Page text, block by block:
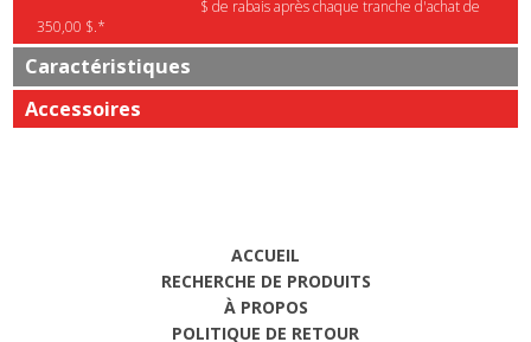
$ de rabais après chaque tranche d'achat de
350,00 $.*
Caractéristiques
Accessoires
ACCUEIL
RECHERCHE DE PRODUITS
À PROPOS
POLITIQUE DE RETOUR